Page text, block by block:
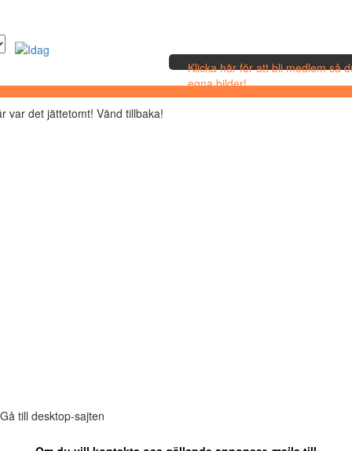
Klicka här för att bli medlem så
egna bilder!
var det jättetomt! Vänd tillbaka!
Gå till desktop-sajten